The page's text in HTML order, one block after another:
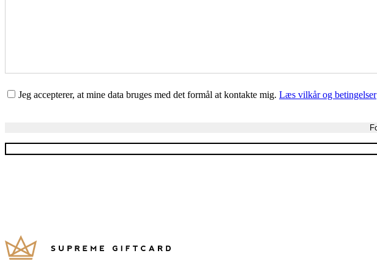
Jeg accepterer, at mine data bruges med det formål at kontakte mig. Læs vilkår og betingelser